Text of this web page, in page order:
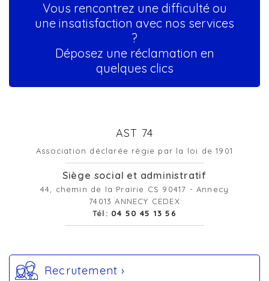
Vous rencontrez une difficulté ou
une insatisfaction avec nos services
?
Déposez une réclamation en
quelques clics
AST 74
Association déclarée régie par la loi de 1901
Siège social et administratif
44, chemin de la Prairie CS 90417 - Annecy
74013 ANNECY CEDEX
Tél: 04 50 45 13 56
Recrutement ›